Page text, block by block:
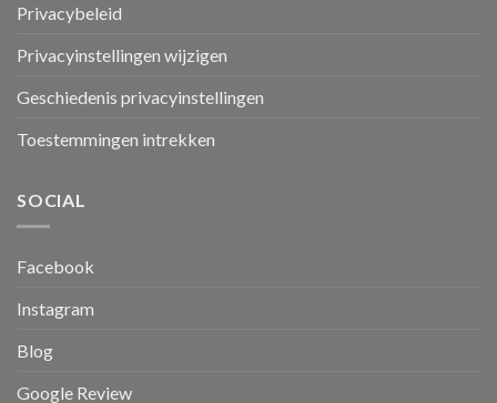
Privacybeleid
Privacyinstellingen wijzigen
Geschiedenis privacyinstellingen
Toestemmingen intrekken
SOCIAL
Facebook
Instagram
Blog
Google Review